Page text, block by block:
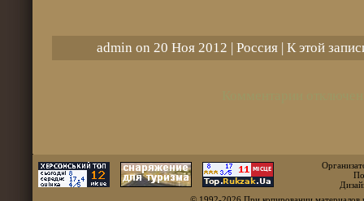
admin on 20 Ноя 2012 | Россия| К этой